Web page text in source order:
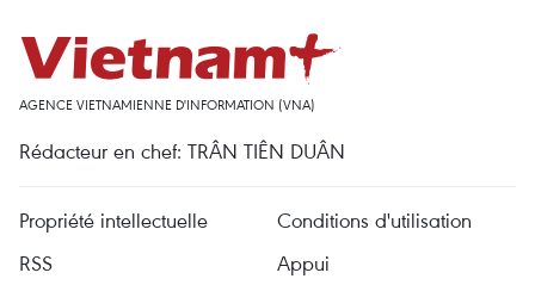
AGENCE VIETNAMIENNE D'INFORMATION (VNA)
Rédacteur en chef: TRÂN TIÊN DUÂN
Propriété intellectuelle
Conditions d'utilisation
RSS
Appui